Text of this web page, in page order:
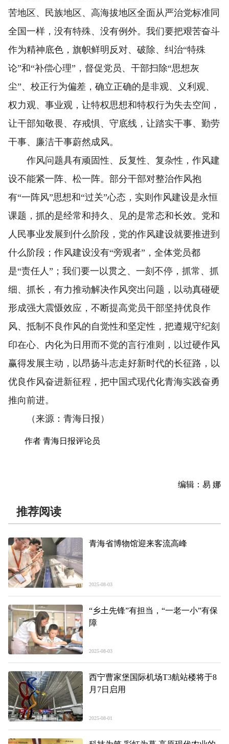
苦地区、民族地区、高海拔地区全面从严治党标准同
全国一样，没有特殊、没有例外。我们要把艰苦奋斗
作为精神底色，旗帜鲜明反对、破除、纠治“特殊
论”和“补偿心理”，督促党员、干部扫除“思想灰
尘”、校正行为偏差，确立正确的是非观、义利观、
权力观、事业观，让特权思想和特权行为失去空间，
让干部知敬畏、存戒惧、守底线，让踏实干事、勤劳
干事、廉洁干事蔚然成风。
作风问题具有顽固性、反复性、复杂性，作风建
设不能紧一阵、松一阵。部分干部对整治作风抱
有“一阵风”思想和“过关”心态，实则作风建设是永恒
课题，抓的是经常和持久、见的是常态和长效。党和
人民事业发展到什么阶段，党的作风建设就要推进到
什么阶段；作风建设没有“旁观者”，全体党员都
是“责任人”；我们要一以贯之、一刻不停，抓常、抓
细、抓长，有力推动解决作风突出问题，以动真碰硬
形成强大震慑效应，不断提高党员干部坚持优良作
风、抵制不良作风的自觉性和坚定性，把遵规守纪刻
印在心、内化为日用而不觉的言行准则，以过硬作风
赢得发展主动，以昂扬斗志走好新时代的长征路，以
优良作风奋进新征程，把中国式现代化青海实践奋勇
推向前进。
（来源：青海日报）
作者 青海日报评论员
编辑：易 娜
推荐阅读
青海省博物馆迎来客流高峰
2025-08-03
“乡土先锋”有担当，“一老一小”有保
障
2025-08-03
西宁曹家堡国际机场T3航站楼将于8
月7日启用
2025-08-01